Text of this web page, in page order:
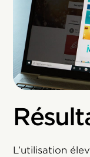
L’utilisation